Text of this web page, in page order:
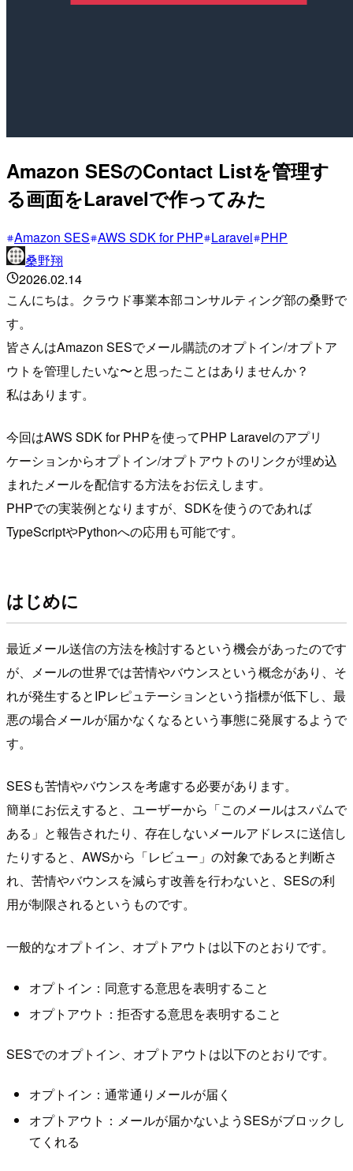
Amazon SESのContact Listを管理す
る画面をLaravelで作ってみた
Amazon SES AWS SDK for PHP Laravel PHP
桑野翔
2026.02.14
こんにちは。クラウド事業本部コンサルティング部の桑野で
す。
皆さんはAmazon SESでメール購読のオプトイン/オプトア
ウトを管理したいな〜と思ったことはありませんか？
私はあります。
今回はAWS SDK for PHPを使ってPHP Laravelのアプリ
ケーションからオプトイン/オプトアウトのリンクが埋め込
まれたメールを配信する方法をお伝えします。
PHPでの実装例となりますが、SDKを使うのであれば
TypeScriptやPythonへの応用も可能です。
はじめに
最近メール送信の方法を検討するという機会があったのです
が、メールの世界では苦情やバウンスという概念があり、そ
れが発生するとIPレピュテーションという指標が低下し、最
悪の場合メールが届かなくなるという事態に発展するようで
す。
SESも苦情やバウンスを考慮する必要があります。
簡単にお伝えすると、ユーザーから「このメールはスパムで
ある」と報告されたり、存在しないメールアドレスに送信し
たりすると、AWSから「レビュー」の対象であると判断さ
れ、苦情やバウンスを減らす改善を行わないと、SESの利
用が制限されるというものです。
一般的なオプトイン、オプトアウトは以下のとおりです。
オプトイン：同意する意思を表明すること
オプトアウト：拒否する意思を表明すること
SESでのオプトイン、オプトアウトは以下のとおりです。
オプトイン：通常通りメールが届く
オプトアウト：メールが届かないようSESがブロックし
てくれる